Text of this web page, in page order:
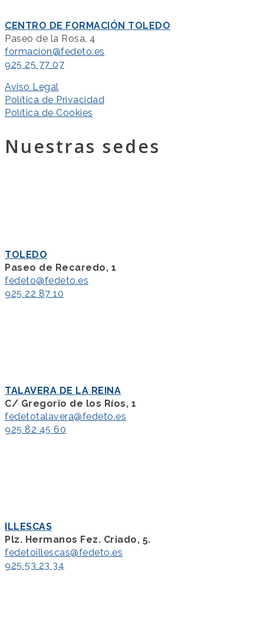
CENTRO DE FORMACIÓN TOLEDO
Paseo de la Rosa, 4
formacion@fedeto.es
925 25 77 07
Aviso Legal
Política de Privacidad
Política de Cookies
Nuestras sedes
TOLEDO
Paseo de Recaredo, 1
fedeto@fedeto.es
925 22 87 10
TALAVERA DE LA REINA
C/ Gregorio de los Ríos, 1
fedetotalavera@fedeto.es
925 82 45 60
ILLESCAS
Plz. Hermanos Fez. Criado, 5.
fedetoillescas@fedeto.es
925 53 23 34